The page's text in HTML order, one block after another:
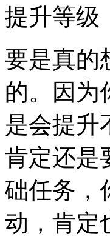
提升等级
要是真的
的。因为
是会提升
肯定还是
础任务，
动，肯定